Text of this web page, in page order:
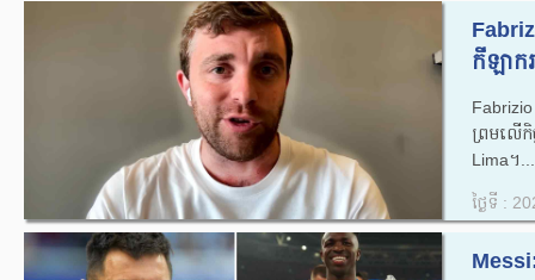
កីឡាក
ព្រមលើកិ
Lima។...
ថ្ងៃទី :